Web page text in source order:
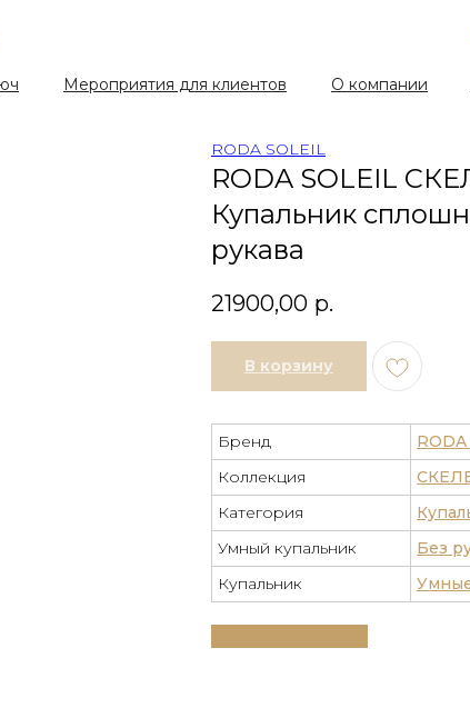
Мероприятия для клиентов О компании
RODA SOLEIL
Купальник
рукава
RODA SOLEIL
21900,00 р.
В корзину
Бренд
Коллекция
Категория
Умный купальник
Без
Купальник